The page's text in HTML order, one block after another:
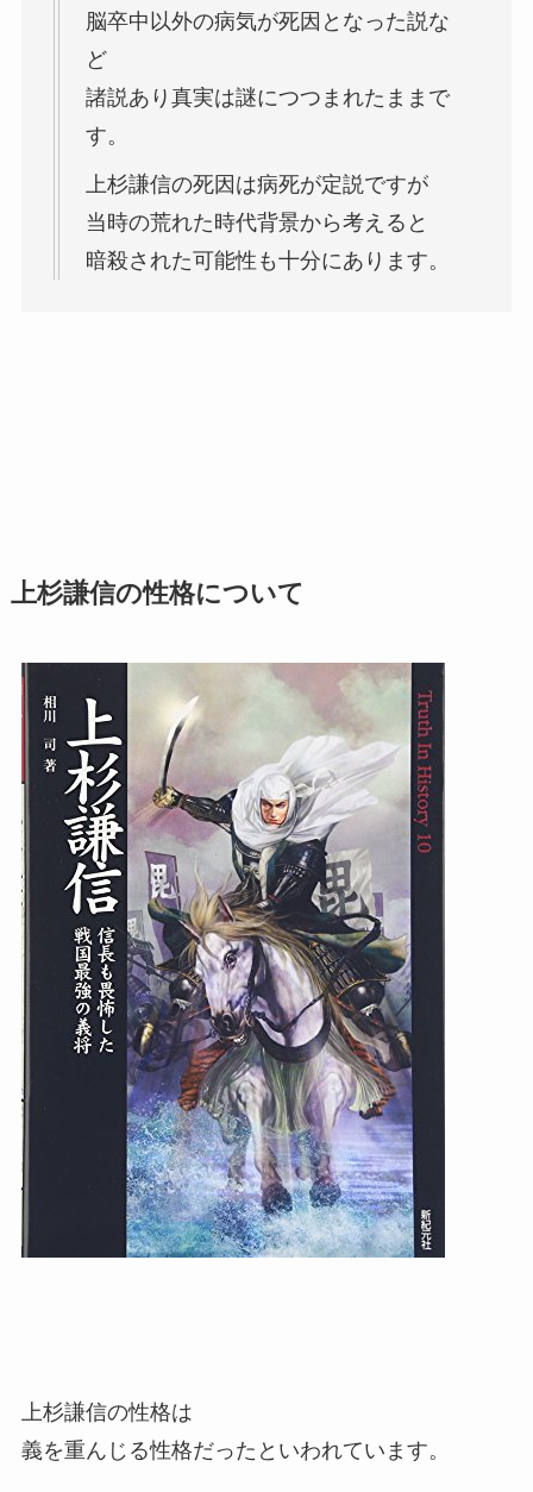
脳卒中以外の病気が死因となった説な
ど
諸説あり真実は謎につつまれたままで
す。
上杉謙信の死因は病死が定説ですが
当時の荒れた時代背景から考えると
暗殺された可能性も十分にあります。
上杉謙信の性格について
上杉謙信の性格は
義を重んじる性格だったといわれています。